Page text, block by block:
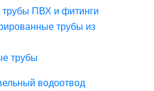
трубы ПВХ и фитинги
трубы из
трубы
водоотвод